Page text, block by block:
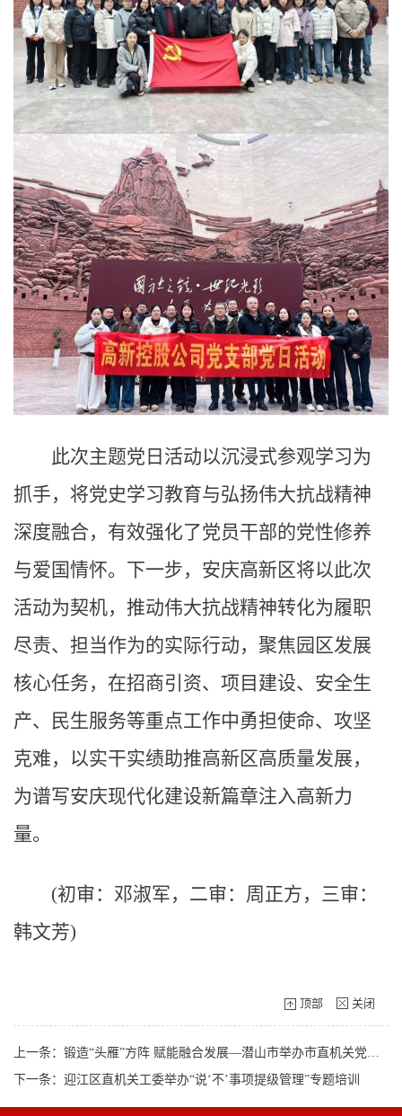
此次主题党日活动以沉浸式参观学习为
抓手，将党史学习教育与弘扬伟大抗战精神
深度融合，有效强化了党员干部的党性修养
与爱国情怀。下一步，安庆高新区将以此次
活动为契机，推动伟大抗战精神转化为履职
尽责、担当作为的实际行动，聚焦园区发展
核心任务，在招商引资、项目建设、安全生
产、民生服务等重点工作中勇担使命、攻坚
克难，以实干实绩助推高新区高质量发展，
为谱写安庆现代化建设新篇章注入高新力
量。
(初审：邓淑军，二审：周正方，三审：
韩文芳)
顶部 关闭
下一条：迎江区直机关工委举办“说‘不’事项提级管理”专题培训